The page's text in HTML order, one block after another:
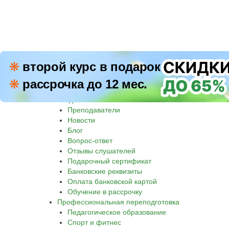
❋ второй курс в подарок
❋ рассрочка до 12 мес.
8 800 500-30-45
Академия
Преподаватели
Новости
Блог
Вопрос-ответ
Отзывы слушателей
Подарочный сертификат
Банковские реквизиты
Оплата банковской картой
Обучение в рассрочку
Профессиональная переподготовка
Педагогическое образование
Спорт и фитнес